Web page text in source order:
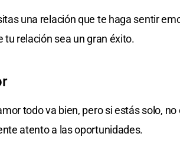
una relación que te haga sentir
tu relación sea un gran éxito.
todo va bien, pero si estás solo,
atento a las oportunidades.